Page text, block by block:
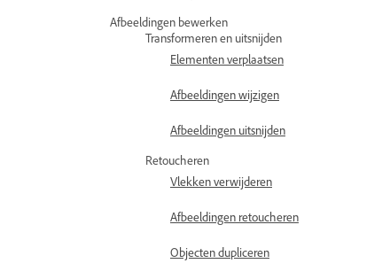
Afbeeldingen bewerken
Transformeren en uitsnijden
Elementen verplaatsen
Afbeeldingen wijzigen
Afbeeldingen uitsnijden
Retoucheren
Vlekken verwijderen
Afbeeldingen retoucheren
Objecten dupliceren